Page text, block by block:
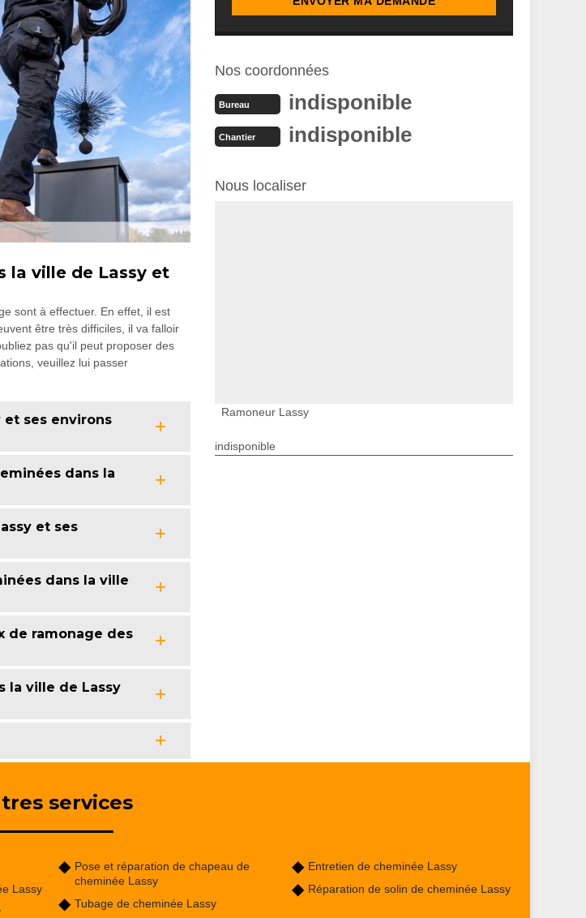
la ville de Lassy et
sont à effectuer. En effet, il est
être très difficiles, il va falloir
pas qu'il peut proposer des
veuillez lui passer
et ses environs
dans la
et ses
dans la ville
de ramonage des
la ville de Lassy
Nos coordonnées
Bureau indisponible
Chantier indisponible
Nous localiser
Ramoneur Lassy
indisponible
services
Lassy
Pose et réparation de chapeau de
cheminée Lassy
Tubage de cheminée Lassy
Entretien de cheminée Lassy
Réparation de solin de cheminée Lassy